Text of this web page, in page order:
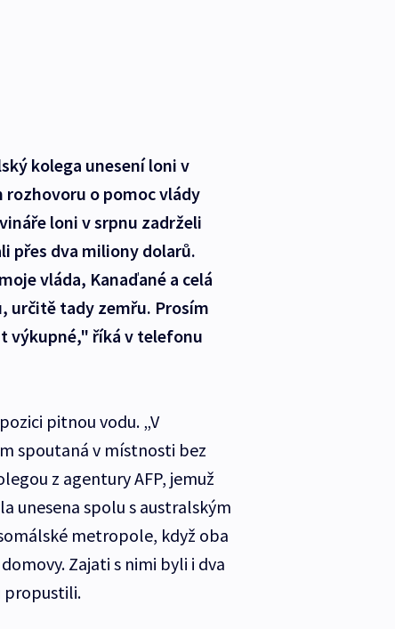
kolega unesení loni v
o pomoc vlády
loni v srpnu zadrželi
přes dva miliony dolarů.
vláda, Kanaďané a celá
určitě tady zemřu. Prosím
výkupné," říká v telefonu
pitnou vodu. „V
spoutaná v místnosti bez
z agentury AFP, jemuž
unesena spolu s australským
metropole, když oba
Zajati s nimi byli i dva
propustili.